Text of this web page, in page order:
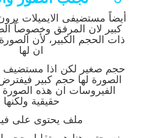
أيضاً مستضيفى الايميلات
كبير لان المرفق وخصوصاً
ذات الحجم الكبير، لأن
ان لها
حجم صغير لكن اذا مستضيف
الصورة لها حجم كبير
الفيروسات ان هذه
حقيقية ولكنها
ملف يحتوى على